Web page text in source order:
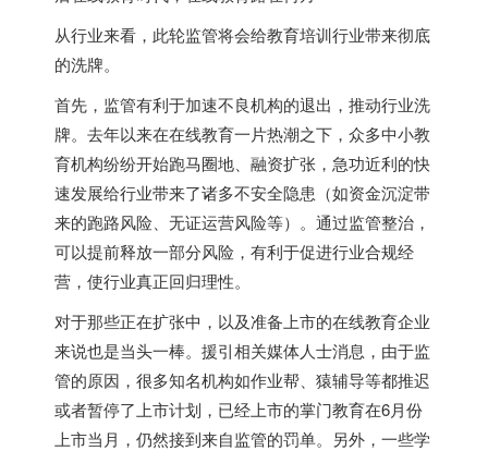
从行业来看，此轮监管将会给教育培训行业带来彻底
的洗牌。
首先，监管有利于加速不良机构的退出，推动行业洗
牌。去年以来在在线教育一片热潮之下，众多中小教
育机构纷纷开始跑马圈地、融资扩张，急功近利的快
速发展给行业带来了诸多不安全隐患（如资金沉淀带
来的跑路风险、无证运营风险等）。通过监管整治，
可以提前释放一部分风险，有利于促进行业合规经
营，使行业真正回归理性。
对于那些正在扩张中，以及准备上市的在线教育企业
来说也是当头一棒。援引相关媒体人士消息，由于监
管的原因，很多知名机构如作业帮、猿辅导等都推迟
或者暂停了上市计划，已经上市的掌门教育在6月份
上市当月，仍然接到来自监管的罚单。另外，一些学